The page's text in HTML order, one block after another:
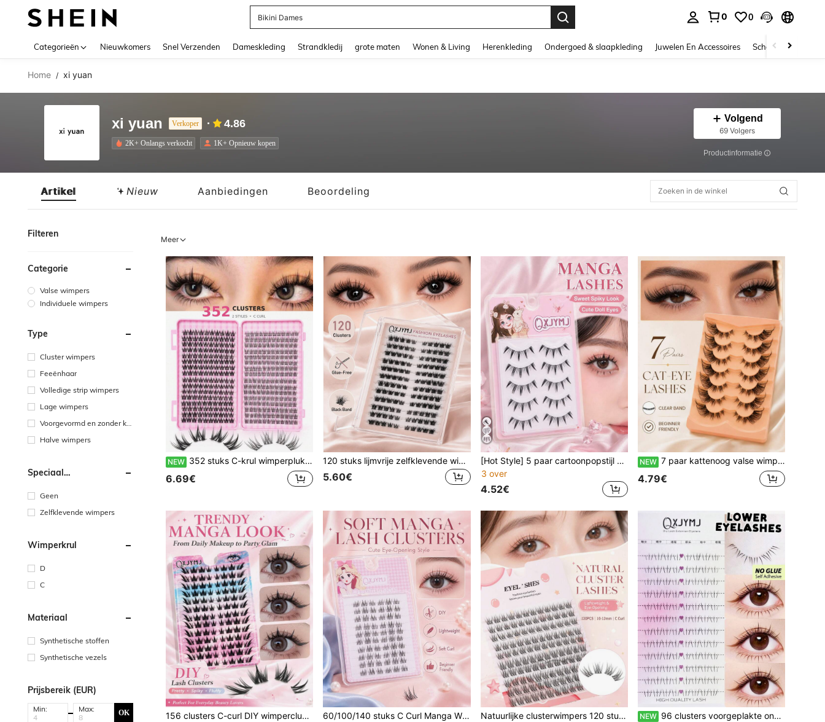
Bikini Dames
0 0
Categorieën Nieuwkomers Snel Verzenden Dameskleding Strandkledij grote maten Wonen & Living Herenkleding Ondergoed & slaapkleding Juwelen En Accessoires Schoonheid &
Home / xi yuan
xi yuan Verkoper 4.86
2K+ Onlangs verkocht 1K+ Opnieuw kopen
Volgend
69 Volgers
Productinformatie
Artikel Nieuw Aanbiedingen Beoordeling
Filteren
Categorie
Valse wimpers
Individuele wimpers
Type
Cluster wimpers
Feeënhaar
Volledige strip wimpers
Lage wimpers
Voorgevormd en zonder kn
Halve wimpers
Speciaal
Geen
Zelfklevende wimpers
Wimperkrul
D
C
Materiaal
Synthetische stoffen
Synthetische vezels
Prijsbereik (EUR)
Min: Max: OK
Meer
NEW 352 stuks C-krul wimperplukjes, 2 stijlen gemengde stekelige pluizige manga en zachte natuurlijke individuele wimpers, herbruikbare lichtgewicht pluizige DIY wimperverlengingen, beginnersvriendelijke plukjes valse wimpers voor dagelijkse make-up, feestjes en reizen
6.69€
120 stuks lijmvrije zelfklevende wimperplukjes, D-krul 3D wispy pluizige individuele valse wimpers, vooraf gelijmde DIY wimperverlengingen, zacht lichtgewicht eenvoudig aan te brengen beginnersvriendelijke wimpers voor natuurlijke glam make-up
5.60€
[Hot Style] 5 paar cartoonpopstijl wimpers, lichtgewicht manga imitatie nertwimpers, natuurlijke volle oogwimpers, transparante band anime wimpers voor natuurlijke oogvergroting, cosplay make-up, geschikt voor dates, reizen, draagbaar
3 over
4.52€
NEW 7 paar kattenoog valse wimpers met transparante onzichtbare band, natuurlijke pluizige volle stripwimpers, zachte lichtgewicht herbruikbare valse wimpers, verlengde buitenhoek oogliftstijl, gemakkelijk aan te brengen beginnersvriendelijke wimpers voor dagelijkse make-up, feestjes,
4.79€
156 clusters C-curl DIY wimperclusters, pluizige en warrige anime popoogwimpers, herbruikbare individuele valse wimpers voor dagelijkse make-up tot feestelijke glamour, individuele wimpers, DIY wimperextensies
60/100/140 stuks C Curl Manga Wimperclusters, Japanse Koreaanse Stijl Wispy Doll Eye Individuele Kunstwimpers, Zachte Natuurlijke Lichtgewicht Herbruikbare DIY Clusterwimpers, Beginner-vriendelijke Gesegmenteerde Wimperverlengingen Voor Dagelijkse Make-up, Date, Feest & Cosplay
Natuurlijke clusterwimpers 120 stuks, 10-12 mm C-krul zachte DIY valse wimpers, herbruikbare individuele wimpers met 0,05 mm dunne band voor een natuurlijke dagelijkse ooglook NEW 96 clusters voorgeplakte onderste wimpers, geen lijm nodig, C-curl onderste valse wimpers, zelfklevende individuele clusters voor onder de ogen, natuurlijke, pluizige manga onderste wimperverlengingen voor dagelijkse oogmake-up